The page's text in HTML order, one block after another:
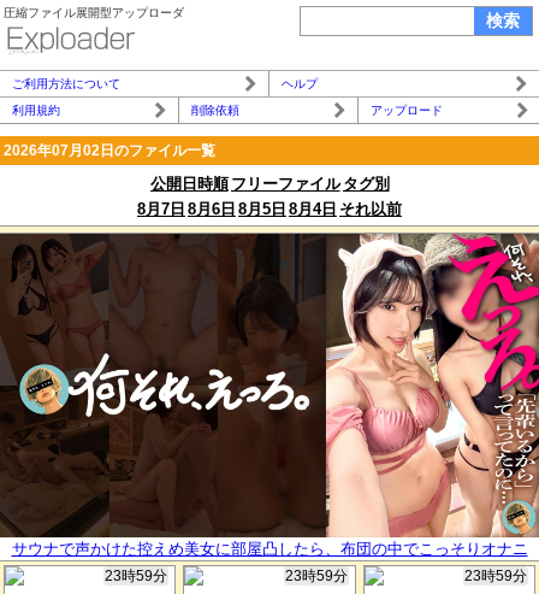
圧縮ファイル展開型アップローダ
ご利用方法について
ヘルプ
利用規約
削除依頼 アップロード
2026年07月02日のファイル一覧
公開日時順 フリーファイル タグ別
8月7日 8月6日 8月5日 8月4日 それ以前
サウナで声かけた控えめ美女に部屋凸したら、布団の中でこっそりオナニ
ー。恥ずかしがってたのに親友に見られながらトロトロに感じて、最後は
23時59分 23時59分 23時59分